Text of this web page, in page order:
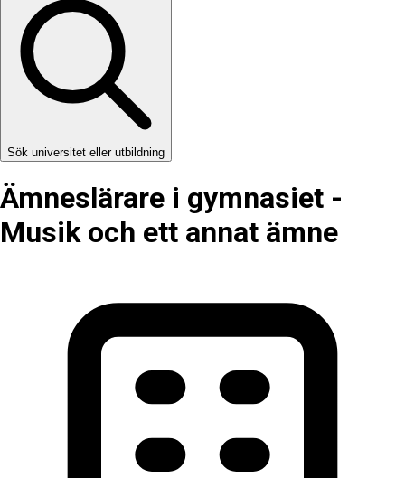
Sök universitet eller utbildning
Ämneslärare i gymnasiet -
Musik och ett annat ämne